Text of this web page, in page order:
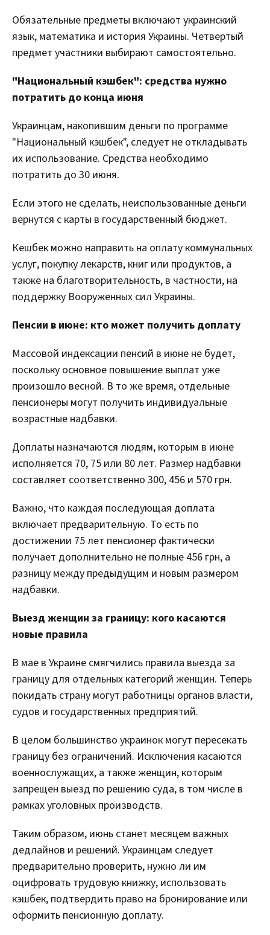
Обязательные предметы включают украинский
язык, математика и история Украины. Четвертый
предмет участники выбирают самостоятельно.
"Национальный кэшбек": средства нужно
потратить до конца июня
Украинцам, накопившим деньги по программе
"Национальный кэшбек", следует не откладывать
их использование. Средства необходимо
потратить до 30 июня.
Если этого не сделать, неиспользованные деньги
вернутся с карты в государственный бюджет.
Кешбек можно направить на оплату коммунальных
услуг, покупку лекарств, книг или продуктов, а
также на благотворительность, в частности, на
поддержку Вооруженных сил Украины.
Пенсии в июне: кто может получить доплату
Массовой индексации пенсий в июне не будет,
поскольку основное повышение выплат уже
произошло весной. В то же время, отдельные
пенсионеры могут получить индивидуальные
возрастные надбавки.
Доплаты назначаются людям, которым в июне
исполняется 70, 75 или 80 лет. Размер надбавки
составляет соответственно 300, 456 и 570 грн.
Важно, что каждая последующая доплата
включает предварительную. То есть по
достижении 75 лет пенсионер фактически
получает дополнительно не полные 456 грн, а
разницу между предыдущим и новым размером
надбавки.
Выезд женщин за границу: кого касаются
новые правила
В мае в Украине смягчились правила выезда за
границу для отдельных категорий женщин. Теперь
покидать страну могут работницы органов власти,
судов и государственных предприятий.
В целом большинство украинок могут пересекать
границу без ограничений. Исключения касаются
военнослужащих, а также женщин, которым
запрещен выезд по решению суда, в том числе в
рамках уголовных производств.
Таким образом, июнь станет месяцем важных
дедлайнов и решений. Украинцам следует
предварительно проверить, нужно ли им
оцифровать трудовую книжку, использовать
кэшбек, подтвердить право на бронирование или
оформить пенсионную доплату.